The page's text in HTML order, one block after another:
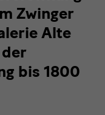
Zwinger
Alte
bis 1800